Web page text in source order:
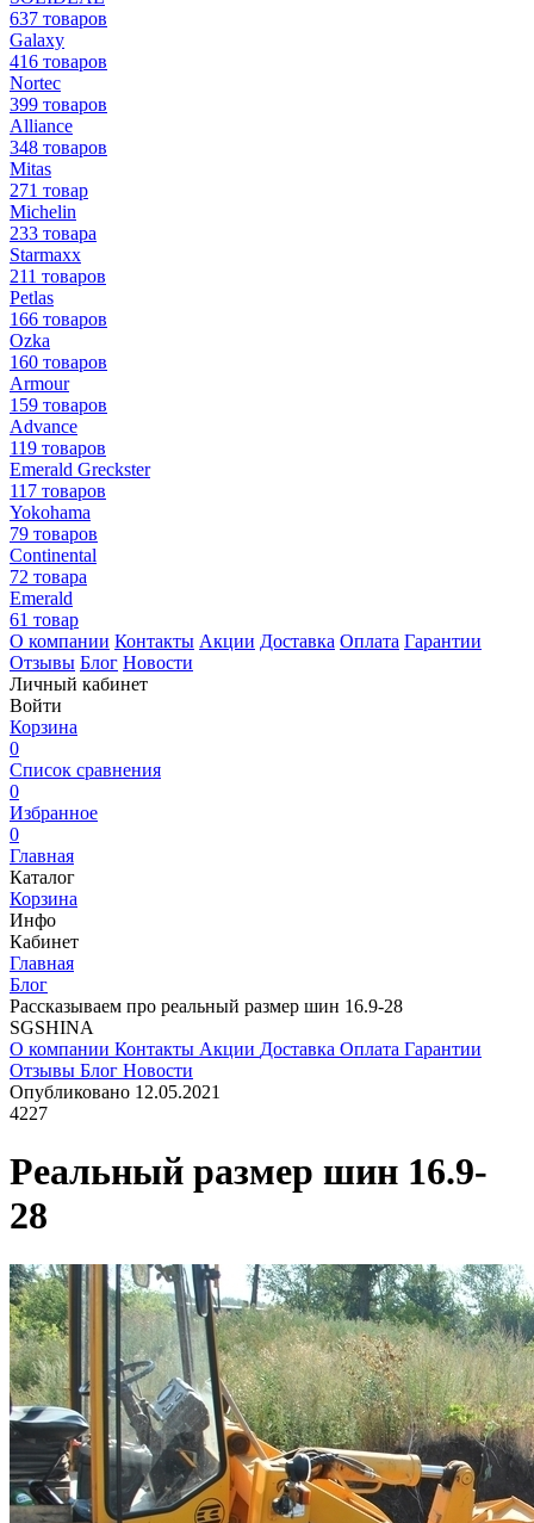
637 товаров
Galaxy
416 товаров
Nortec
399 товаров
Alliance
348 товаров
Mitas
271 товар
Michelin
233 товара
Starmaxx
211 товаров
Petlas
166 товаров
Ozka
160 товаров
Armour
159 товаров
Advance
119 товаров
Emerald Greckster
117 товаров
Yokohama
79 товаров
Continental
72 товара
Emerald
61 товар
О компании Контакты Акции Доставка Оплата Гарантии
Отзывы Блог Новости
Личный кабинет
Войти
Корзина
0
Список сравнения
0
Избранное
0
Главная
Каталог
Корзина
Инфо
Кабинет
Главная
Блог
Рассказываем про реальный размер шин 16.9-28
SGSHINA
О компании Контакты Акции Доставка Оплата Гарантии
Отзывы Блог Новости
Опубликовано 12.05.2021
4227
Реальный размер шин 16.9-
28